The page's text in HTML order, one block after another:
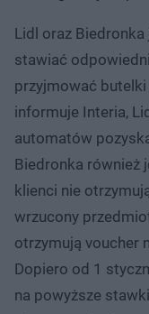
Lidl oraz Biedronka
stawiać
przyjmować
informuje Interia,
automatów
Biedronka również
klienci nie
wrzucony
otrzymują voucher
Dopiero od 1
na powyższe